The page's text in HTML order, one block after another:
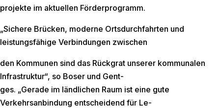
projekte im aktuellen Förderprogramm.
„Sichere Brücken, moderne Ortsdurchfahrten und
leistungsfähige Verbindungen zwischen
den Kommunen sind das Rückgrat unserer kommunalen
Infrastruktur“, so Boser und Gent-
ges. „Gerade im ländlichen Raum ist eine gute
Verkehrsanbindung entscheidend für Le-